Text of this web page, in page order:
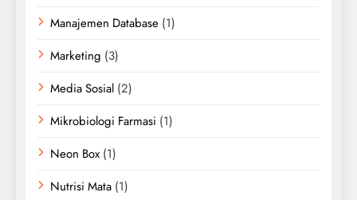
Manajemen Database (1)
Marketing (3)
Media Sosial (2)
Mikrobiologi Farmasi (1)
Neon Box (1)
Nutrisi Mata (1)